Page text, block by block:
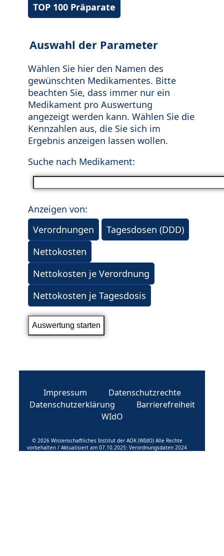
TOP 100 Präparate
Auswahl der Parameter
Wählen Sie hier den Namen des
gewünschten Medikamentes. Bitte
beachten Sie, dass immer nur ein
Medikament pro Auswertung
angezeigt werden kann. Wählen Sie die
Kennzahlen aus, die Sie sich im
Ergebnis anzeigen lassen wollen.
Suche nach Medikament:
Anzeigen von:
Verordnungen
Tagesdosen (DDD)
Nettokosten
Nettokosten je Verordnung
Nettokosten je Tagesdosis
Impressum
Datenschutzrechte
Datenschutzerklärung
Barrierefreiheit
WIdO
© 2026 Wissenschaftliches Institut der AOK (WIdO) Alle Rechte
vorbehalten / Aktualisiert am 07.10.2025: Verordnungsdaten 2024